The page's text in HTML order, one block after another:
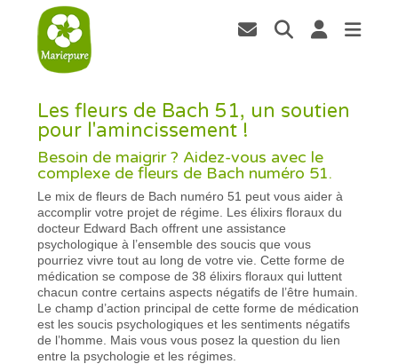
Les fleurs de Bach 51, un soutien
pour l'amincissement !
Besoin de maigrir ? Aidez-vous avec le
complexe de fleurs de Bach numéro 51.
Le mix de fleurs de Bach numéro 51 peut vous aider à
accomplir votre projet de régime. Les élixirs floraux du
docteur Edward Bach offrent une assistance
psychologique à l’ensemble des soucis que vous
pourriez vivre tout au long de votre vie. Cette forme de
médication se compose de 38 élixirs floraux qui luttent
chacun contre certains aspects négatifs de l’être humain.
Le champ d’action principal de cette forme de médication
est les soucis psychologiques et les sentiments négatifs
de l’homme. Mais vous vous posez la question du lien
entre la psychologie et les régimes.